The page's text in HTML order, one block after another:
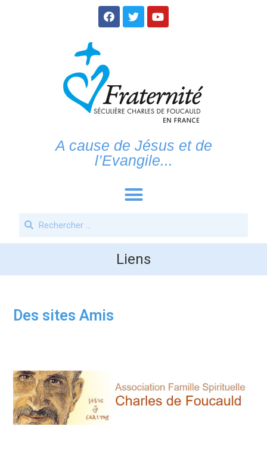
A cause de Jésus et de
l’Evangile...
Liens
Des sites Amis